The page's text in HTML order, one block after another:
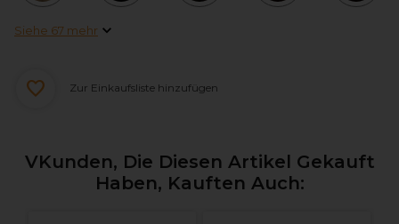
Siehe 67 mehr
Zur Einkaufsliste hinzufügen
VKunden, Die Diesen Artikel Gekauft
Haben, Kauften Auch: